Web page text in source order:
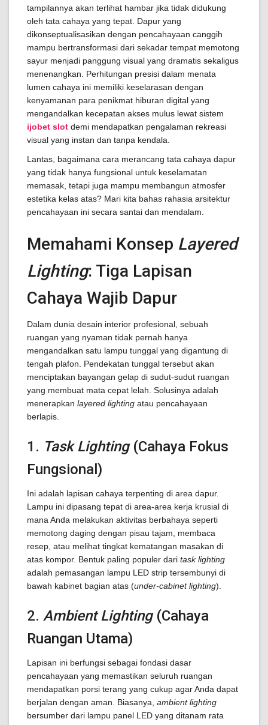
tampilannya akan terlihat hambar jika tidak didukung
oleh tata cahaya yang tepat. Dapur yang
dikonseptualisasikan dengan pencahayaan canggih
mampu bertransformasi dari sekadar tempat memotong
sayur menjadi panggung visual yang dramatis sekaligus
menenangkan. Perhitungan presisi dalam menata
lumen cahaya ini memiliki keselarasan dengan
kenyamanan para penikmat hiburan digital yang
mengandalkan kecepatan akses mulus lewat sistem
ijobet slot demi mendapatkan pengalaman rekreasi
visual yang instan dan tanpa kendala.
Lantas, bagaimana cara merancang tata cahaya dapur
yang tidak hanya fungsional untuk keselamatan
memasak, tetapi juga mampu membangun atmosfer
estetika kelas atas? Mari kita bahas rahasia arsitektur
pencahayaan ini secara santai dan mendalam.
Memahami Konsep Layered
Lighting: Tiga Lapisan
Cahaya Wajib Dapur
Dalam dunia desain interior profesional, sebuah
ruangan yang nyaman tidak pernah hanya
mengandalkan satu lampu tunggal yang digantung di
tengah plafon. Pendekatan tunggal tersebut akan
menciptakan bayangan gelap di sudut-sudut ruangan
yang membuat mata cepat lelah. Solusinya adalah
menerapkan layered lighting atau pencahayaan
berlapis.
1. Task Lighting(Cahaya Fokus
Fungsional)
Ini adalah lapisan cahaya terpenting di area dapur.
Lampu ini dipasang tepat di area-area kerja krusial di
mana Anda melakukan aktivitas berbahaya seperti
memotong daging dengan pisau tajam, membaca
resep, atau melihat tingkat kematangan masakan di
atas kompor. Bentuk paling populer dari task lighting
adalah pemasangan lampu LED strip tersembunyi di
bawah kabinet bagian atas (under-cabinet lighting).
2. Ambient Lighting(Cahaya
Ruangan Utama)
Lapisan ini berfungsi sebagai fondasi dasar
pencahayaan yang memastikan seluruh ruangan
mendapatkan porsi terang yang cukup agar Anda dapat
berjalan dengan aman. Biasanya, ambient lighting
bersumber dari lampu panel LED yang ditanam rata